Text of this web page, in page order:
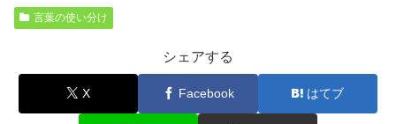
言葉の使い分け
シェアする
X Facebook はてブ